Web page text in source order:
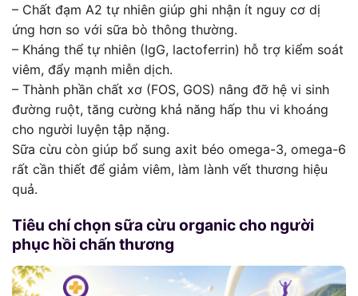
– Chất đạm A2 tự nhiên giúp ghi nhận ít nguy cơ dị
ứng hơn so với sữa bò thông thường.
– Kháng thể tự nhiên (IgG, lactoferrin) hỗ trợ kiểm soát
viêm, đẩy mạnh miễn dịch.
– Thành phần chất xơ (FOS, GOS) nâng đỡ hệ vi sinh
đường ruột, tăng cường khả năng hấp thu vi khoáng
cho người luyện tập nặng.
Sữa cừu còn giúp bổ sung axit béo omega-3, omega-6
rất cần thiết để giảm viêm, làm lành vết thương hiệu
quả.
Tiêu chí chọn sữa cừu organic cho người
phục hồi chấn thương